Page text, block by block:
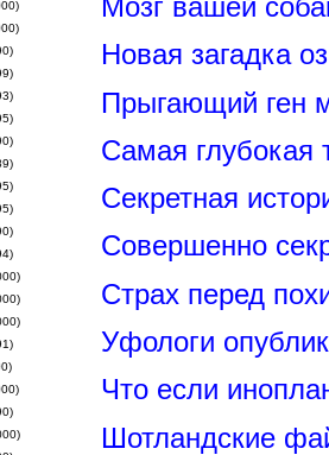
Мозг вашей
Новая загадка
Прыгающий ген
Самая глубокая
Секретная
Совершенно
Страх перед
Уфологи
Что если
Шотландские